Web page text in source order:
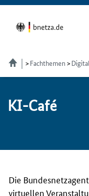
Fachthemen
KI-Café
Die
virtuellen